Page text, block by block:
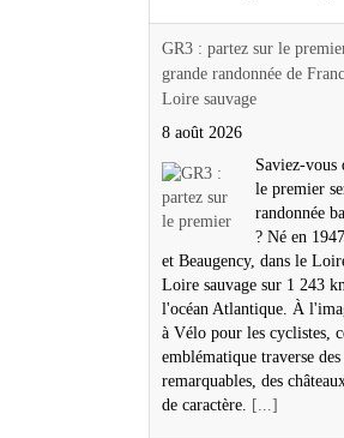
GR3 : partez sur le
grande randonnée de
Loire sauvage
8 août 2026
Saviez-vous
le premier
randonnée
? Né en
et Beaugency, dans le
Loire sauvage sur 1 243
l'océan Atlantique. À
à Vélo pour les cyclistes,
emblématique traverse des
remarquables, des
de caractère.
[...]